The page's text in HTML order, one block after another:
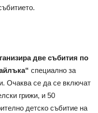
две събития по
специално за
Очаква се да се включат
грижи, и 50
детско събитие на